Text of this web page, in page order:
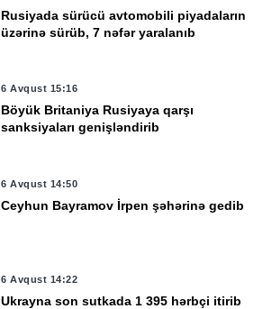
Rusiyada sürücü avtomobili piyadaların
üzərinə sürüb, 7 nəfər yaralanıb
6 Avqust 15:16
Böyük Britaniya Rusiyaya qarşı
sanksiyaları genişləndirib
6 Avqust 14:50
Ceyhun Bayramov İrpen şəhərinə gedib
6 Avqust 14:22
Ukrayna son sutkada 1 395 hərbçi itirib